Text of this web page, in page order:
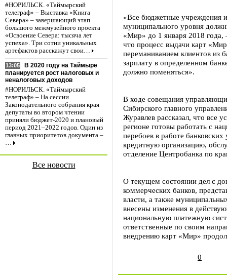
#НОРИЛЬСК. «Таймырский
телеграф» – Выставка «Книга
Севера» – завершающий этап
большого межмузейного проекта
«Освоение Севера: тысяча лет
успеха». Три сотни уникальных
артефактов расскажут свои…
13:05
В 2020 году на Таймыре
планируется рост налоговых и
неналоговых доходов
#НОРИЛЬСК. «Таймырский
телеграф» – На сессии
Законодательного собрания края
депутаты во втором чтении
приняли бюджет-2020 и плановый
период 2021–2022 годов. Один из
главных приоритетов документа –
…
Все новости
«Все бюджетные учреждения
муниципального уровня
«Мир» до 1 января 2018
что процесс выдачи карт
переманиванием клиентов из
зарплату в определенном
должно поменяться».
В ходе совещания
Сибирского главного
Журавлев рассказал, что все
регионе готовы работать с
перебоев в работе
кредитную организацию,
отделение Центробанка по
О текущем состоянии дел с
коммерческих банков,
власти, а также
внесены изменения в
национальную платежную
ответственные по своим
внедрению карт «Мир»
0